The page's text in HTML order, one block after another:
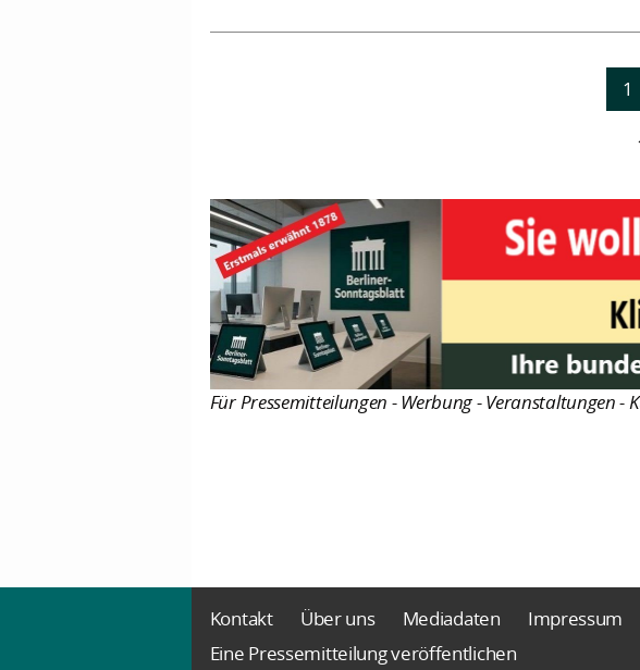
1
Für Pressemitteilungen - Werbung - Veranstaltungen -
Kontakt Über uns Mediadaten Impressum
Eine Pressemitteilung veröffentlichen